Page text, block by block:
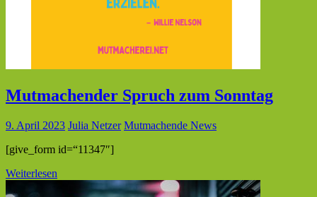
Mutmachender Spruch zum Sonntag
9. April 2023 Julia Netzer Mutmachende News
[give_form id=“11347″]
Weiterlesen